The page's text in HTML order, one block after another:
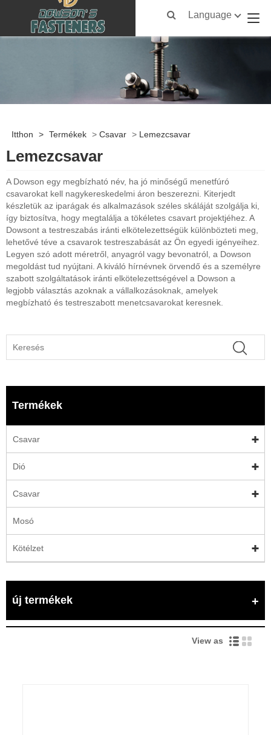
Language
Itthon > Termékek > Csavar > Lemezcsavar
Lemezcsavar
A Dowson egy megbízható név, ha jó minőségű menetfúró
csavarokat kell nagykereskedelmi áron beszerezni. Kiterjedt
készletük az iparágak és alkalmazások széles skáláját szolgálja ki,
így biztosítva, hogy megtalálja a tökéletes csavart projektjéhez. A
Dowsont a testreszabás iránti elkötelezettségük különbözteti meg,
lehetővé téve a csavarok testreszabását az Ön egyedi igényeihez.
Legyen szó adott méretről, anyagról vagy bevonatról, a Dowson
megoldást tud nyújtani. A kiváló hírnévnek örvendő és a személyre
szabott szolgáltatások iránti elkötelezettségével a Dowson a
legjobb választás azoknak a vállalkozásoknak, amelyek
megbízható és testreszabott menetcsavarokat keresnek.
Termékek
Csavar
Dió
Csavar
Mosó
Kötélzet
új termékek
View as